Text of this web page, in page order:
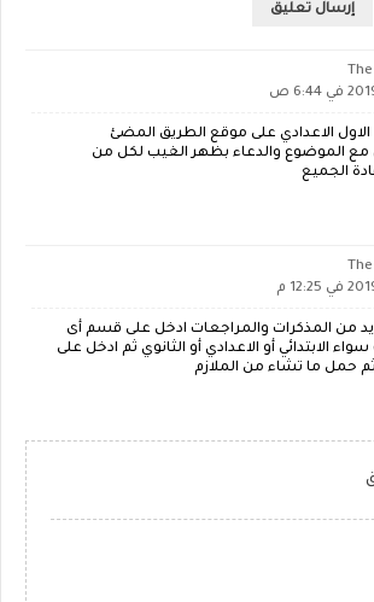
إرسال تعليق
الاعدادي على موقع الطريق المضئ
مع الموضوع والدعاء بظهر الغيب لكل من
الجميع
من المذكرات والمراجعات ادخل على قسم أى
الابتدائي أو الاعدادي أو الثانوي ثم ادخل على
حمل ما تشاء من الملازم